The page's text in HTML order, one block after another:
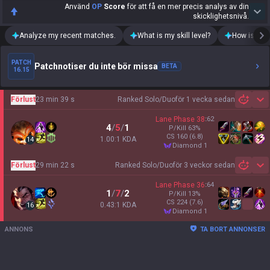
Använd OP Score för att få en mer precis analys av din
skicklighetsnivå.
Analyze my recent matches. What is my skill level? How is my
PATCH
16.15
Patchnotiser du inte bör missa BETA
Ranked Solo/Duoför 1 vecka sedan
Förlust23 min 39 s
14
4/5/1
1.00:1 KDA
Lane Phase 38:62
P/Kill 63%
CS 160 (6.8)
diamond 1
Ranked Solo/Duoför 3 veckor sedan
Förlust29 min 22 s
16
1/7/2
0.43:1 KDA
Lane Phase 36:64
P/Kill 13%
CS 224 (7.6)
diamond 1
ANNONS TA BORT ANNONSER